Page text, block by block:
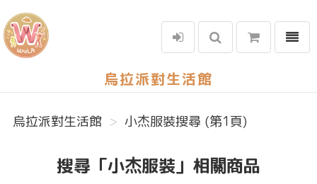
烏拉派對生活館
選單
烏拉派對生活館 小杰服裝搜尋 (第1頁)
搜尋「小杰服裝」相關商品